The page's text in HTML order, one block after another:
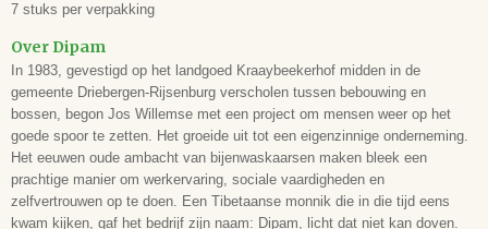
7 stuks per verpakking
Over Dipam
In 1983, gevestigd op het landgoed Kraaybeekerhof midden in de
gemeente Driebergen-Rijsenburg verscholen tussen bebouwing en
bossen, begon Jos Willemse met een project om mensen weer op het
goede spoor te zetten. Het groeide uit tot een eigenzinnige onderneming.
Het eeuwen oude ambacht van bijenwaskaarsen maken bleek een
prachtige manier om werkervaring, sociale vaardigheden en
zelfvertrouwen op te doen. Een Tibetaanse monnik die in die tijd eens
kwam kijken, gaf het bedrijf zijn naam: Dipam, licht dat niet kan doven.